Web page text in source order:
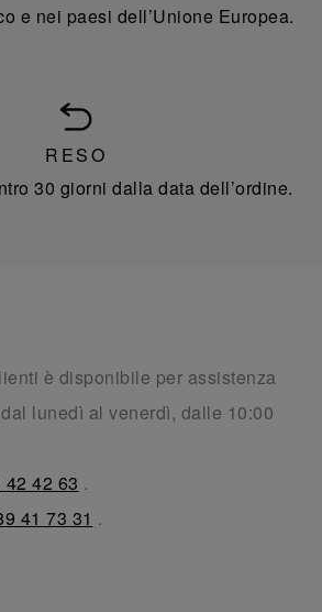
e nei paesi dell’Unione Europea.
RESO
30 giorni dalla data dell’ordine.
è disponibile per assistenza
lunedì al venerdì, dalle 10:00
42 42 63 .
41 73 31 .